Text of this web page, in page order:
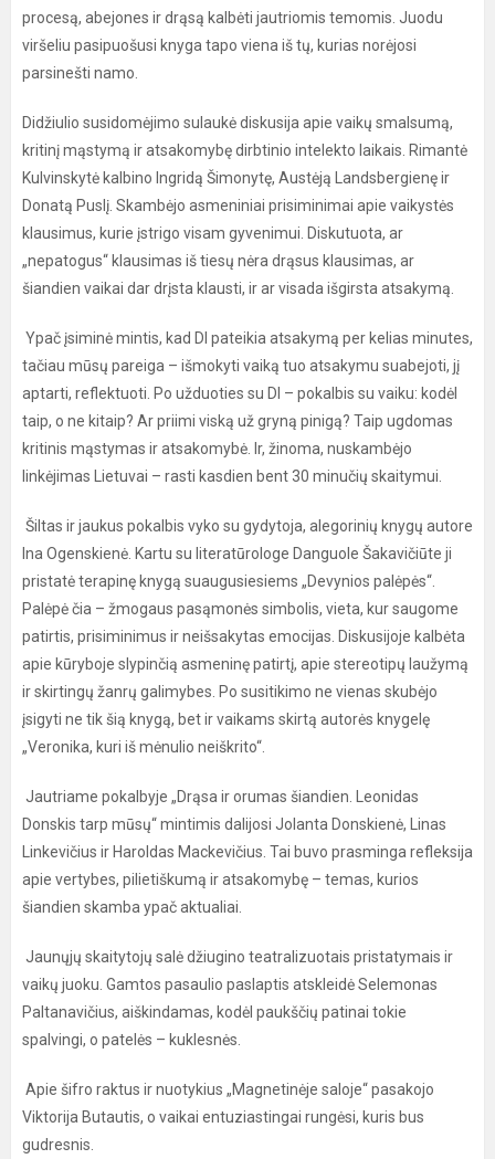
procesą, abejones ir drąsą kalbėti jautriomis temomis. Juodu
viršeliu pasipuošusi knyga tapo viena iš tų, kurias norėjosi
parsinešti namo.
Didžiulio susidomėjimo sulaukė diskusija apie vaikų smalsumą,
kritinį mąstymą ir atsakomybę dirbtinio intelekto laikais. Rimantė
Kulvinskytė kalbino Ingridą Šimonytę, Austėją Landsbergienę ir
Donatą Puslį. Skambėjo asmeniniai prisiminimai apie vaikystės
klausimus, kurie įstrigo visam gyvenimui. Diskutuota, ar
„nepatogus“ klausimas iš tiesų nėra drąsus klausimas, ar
šiandien vaikai dar drįsta klausti, ir ar visada išgirsta atsakymą.
Ypač įsiminė mintis, kad DI pateikia atsakymą per kelias minutes,
tačiau mūsų pareiga – išmokyti vaiką tuo atsakymu suabejoti, jį
aptarti, reflektuoti. Po užduoties su DI – pokalbis su vaiku: kodėl
taip, o ne kitaip? Ar priimi viską už gryną pinigą? Taip ugdomas
kritinis mąstymas ir atsakomybė. Ir, žinoma, nuskambėjo
linkėjimas Lietuvai – rasti kasdien bent 30 minučių skaitymui.
Šiltas ir jaukus pokalbis vyko su gydytoja, alegorinių knygų autore
Ina Ogenskienė. Kartu su literatūrologe Danguole Šakavičiūte ji
pristatė terapinę knygą suaugusiesiems „Devynios palėpės“.
Palėpė čia – žmogaus pasąmonės simbolis, vieta, kur saugome
patirtis, prisiminimus ir neišsakytas emocijas. Diskusijoje kalbėta
apie kūryboje slypinčią asmeninę patirtį, apie stereotipų laužymą
ir skirtingų žanrų galimybes. Po susitikimo ne vienas skubėjo
įsigyti ne tik šią knygą, bet ir vaikams skirtą autorės knygelę
„Veronika, kuri iš mėnulio neiškrito“.
Jautriame pokalbyje „Drąsa ir orumas šiandien. Leonidas
Donskis tarp mūsų“ mintimis dalijosi Jolanta Donskienė, Linas
Linkevičius ir Haroldas Mackevičius. Tai buvo prasminga refleksija
apie vertybes, pilietiškumą ir atsakomybę – temas, kurios
šiandien skamba ypač aktualiai.
Jaunųjų skaitytojų salė džiugino teatralizuotais pristatymais ir
vaikų juoku. Gamtos pasaulio paslaptis atskleidė Selemonas
Paltanavičius, aiškindamas, kodėl paukščių patinai tokie
spalvingi, o patelės – kuklesnės.
Apie šifro raktus ir nuotykius „Magnetinėje saloje“ pasakojo
Viktorija Butautis, o vaikai entuziastingai rungėsi, kuris bus
gudresnis.